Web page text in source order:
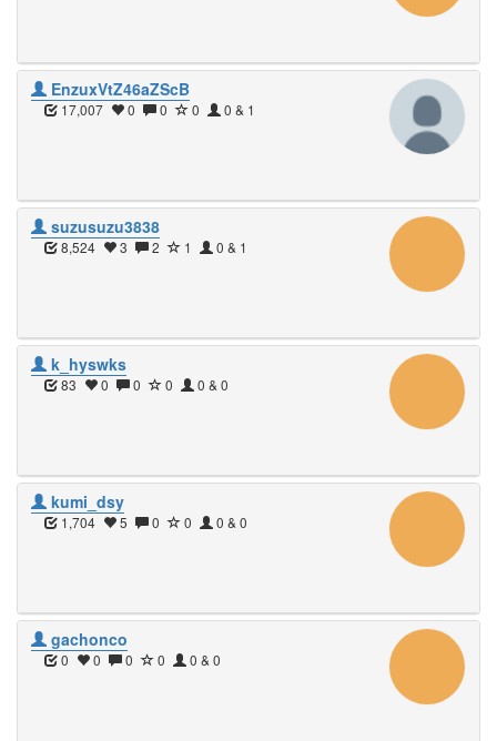
EnzuxVtZ46aZScB
17,007 0 0 0 0 & 1
suzusuzu3838
8,524 3 2 1 0 & 1
k_hyswks
83 0 0 0 0 & 0
kumi_dsy
1,704 5 0 0 0 & 0
gachonco
0 0 0 0 0 & 0